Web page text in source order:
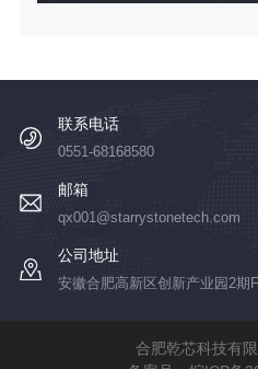
联系电话
0551-68168580
邮箱
qx001@starrystonetech.com
公司地址
安徽合肥高新区创新产业园2期
合肥乾芯科技有